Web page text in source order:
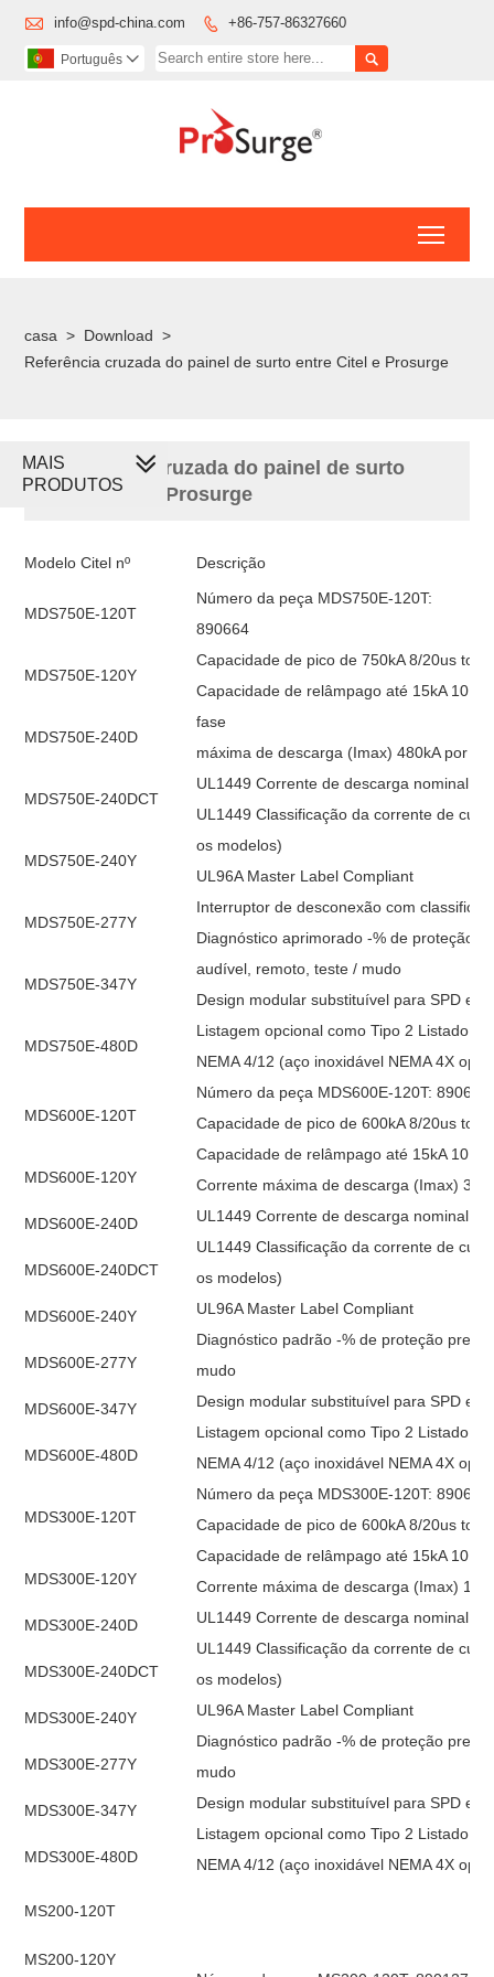
 info@spd-china.com  +86-757-86327660

Português 
casa > Download >
Referência cruzada do painel de surto entre Citel e Prosurge
Referência cruzada do painel de surto
entre Citel e Prosurge
Modelo Citel nº Descrição
MDS750E-120T
Número da peça MDS750E-120T:
890664
Capacidade de pico de 750kA 8/20us total
Capacidade de relâmpago até 15kA 10 /
fase
máxima de descarga (Imax) 480kA por
UL1449 Corrente de descarga nominal
UL1449 Classificação da corrente de
os modelos)
UL96A Master Label Compliant
Interruptor de desconexão com
Diagnóstico aprimorado -% de proteção
audível, remoto, teste / mudo
Design modular substituível para SPD e
Listagem opcional como Tipo 2 Listado
NEMA 4/12 (aço inoxidável NEMA 4X
MDS750E-120Y
MDS750E-240D
MDS750E-240DCT
MDS750E-240Y
MDS750E-277Y
MDS750E-347Y
MDS750E-480D
MDS600E-120T
Número da peça MDS600E-120T: 890640
Capacidade de pico de 600kA 8/20us total
Capacidade de relâmpago até 15kA 10 /
Corrente máxima de descarga (Imax)
UL1449 Corrente de descarga nominal
UL1449 Classificação da corrente de
os modelos)
UL96A Master Label Compliant
Diagnóstico padrão -% de proteção
mudo
Design modular substituível para SPD e
Listagem opcional como Tipo 2 Listado
NEMA 4/12 (aço inoxidável NEMA 4X
MDS600E-120Y
MDS600E-240D
MDS600E-240DCT
MDS600E-240Y
MDS600E-277Y
MDS600E-347Y
MDS600E-480D
MDS300E-120T
Número da peça MDS300E-120T: 890616
Capacidade de pico de 600kA 8/20us total
Capacidade de relâmpago até 15kA 10 /
Corrente máxima de descarga (Imax)
UL1449 Corrente de descarga nominal
UL1449 Classificação da corrente de
os modelos)
UL96A Master Label Compliant
Diagnóstico padrão -% de proteção
mudo
Design modular substituível para SPD e
Listagem opcional como Tipo 2 Listado
NEMA 4/12 (aço inoxidável NEMA 4X
MDS300E-120Y
MDS300E-240D
MDS300E-240DCT
MDS300E-240Y
MDS300E-277Y
MDS300E-347Y
MDS300E-480D
MS200-120T
MS200-120Y
MAIS
PRODUTOS